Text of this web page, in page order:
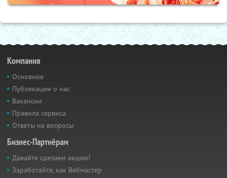
Компания
Основное
Публикации о нас
Вакансии
Правила сервиса
Ответы на вопросы
Бизнес-Партнёрам
Давайте сделаем акцию!
Заработайте, как Вебмастер